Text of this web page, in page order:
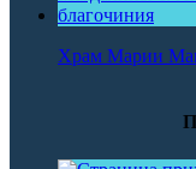
Храм Марии